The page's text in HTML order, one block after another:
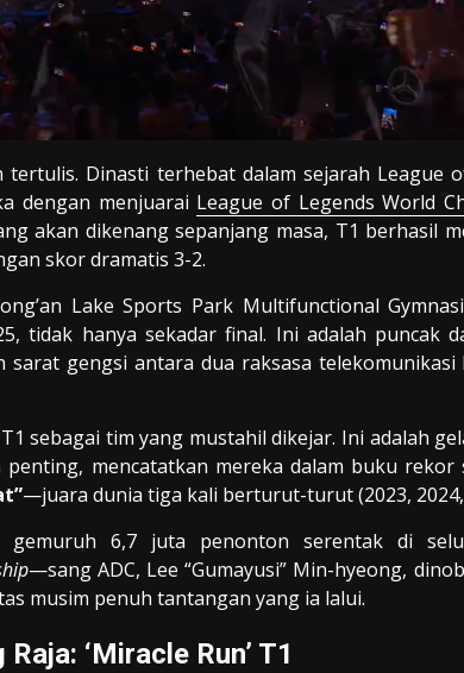
tertulis. Dinasti terhebat dalam sejarah League
dengan menjuarai League of Legends World
akan dikenang sepanjang masa, T1 berhasil
skor dramatis 3-2.
Lake Sports Park Multifunctional
tidak hanya sekadar final. Ini adalah puncak
gengsi antara dua raksasa telekomunikasi
sebagai tim yang mustahil dikejar. Ini adalah
mencatatkan mereka dalam buku rekor
—juara dunia tiga kali berturut-turut (2023, 2024,
6,7 juta penonton serentak di
—sang ADC, Lee “Gumayusi” Min-hyeong,
musim penuh tantangan yang ia lalui.
‘Miracle Run’ T1